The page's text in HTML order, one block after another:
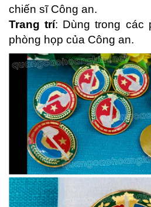
chiến sĩ Công an.
Trang trí: Dùng trong các
phòng họp của Công an.